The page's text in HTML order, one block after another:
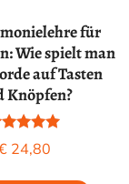
für
Wie spielt man
auf Tasten
Knöpfen?
mit
5.00
24,80